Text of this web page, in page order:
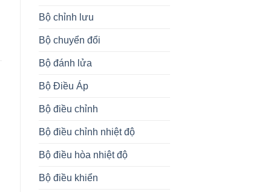
Bộ chỉnh lưu
Bộ chuyển đổi
Bộ đánh lửa
Bộ Điều Áp
Bộ điều chỉnh
Bộ điều chỉnh nhiệt độ
Bộ điều hòa nhiệt độ
Bộ điều khiển